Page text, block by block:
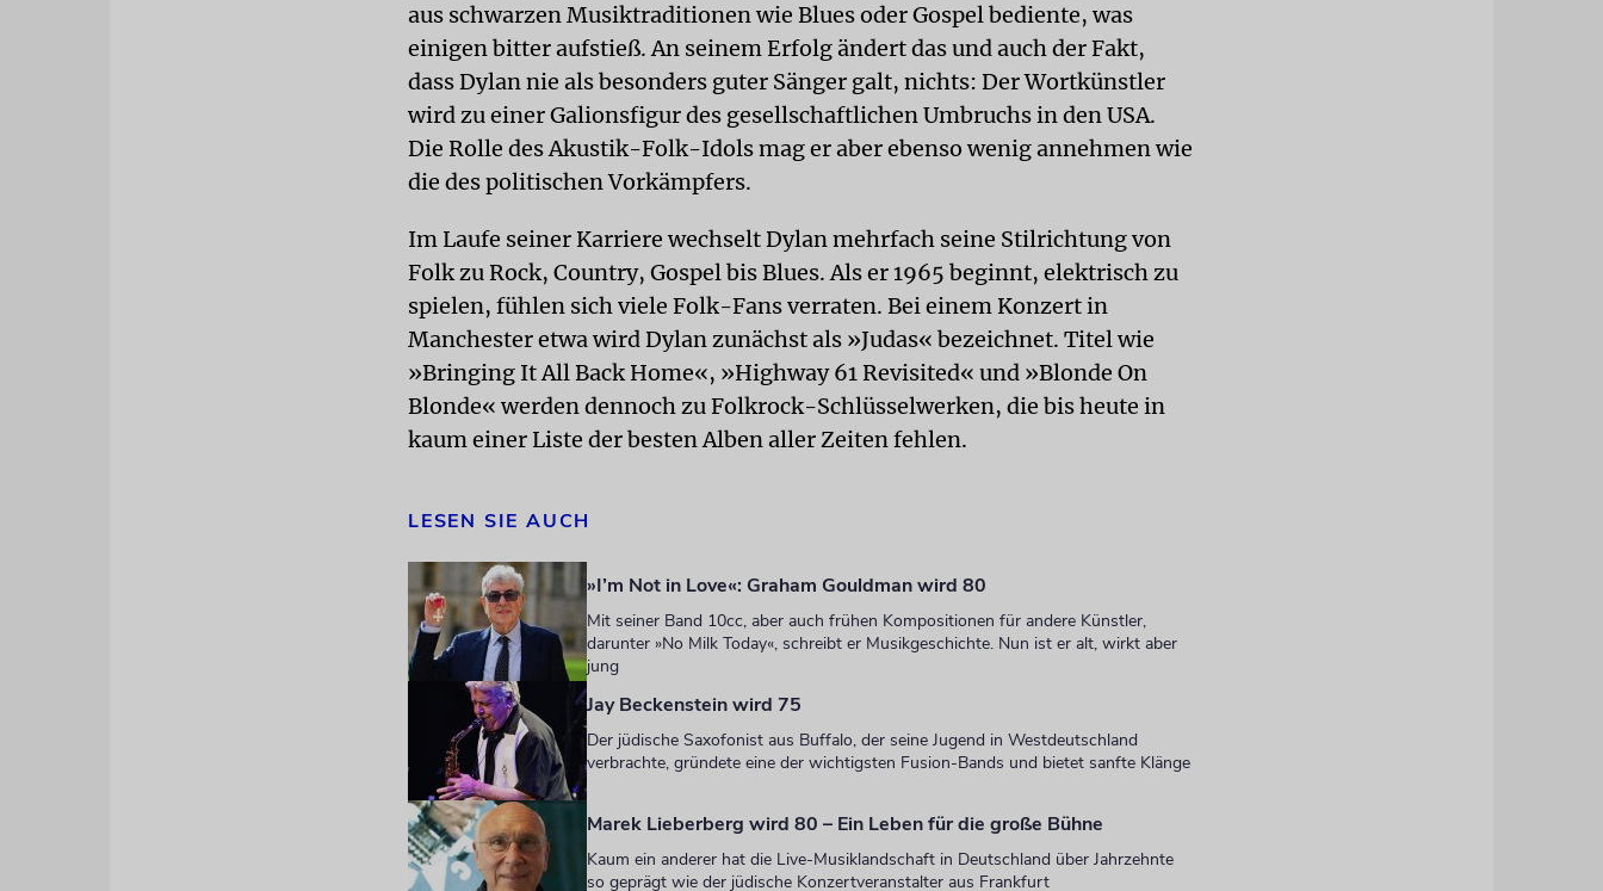
aus schwarzen Musiktraditionen wie Blues oder Gospel bediente, was
einigen bitter aufstieß. An seinem Erfolg ändert das und auch der Fakt,
dass Dylan nie als besonders guter Sänger galt, nichts: Der Wortkünstler
wird zu einer Galionsfigur des gesellschaftlichen Umbruchs in den USA.
Die Rolle des Akustik-Folk-Idols mag er aber ebenso wenig annehmen wie
die des politischen Vorkämpfers.
Im Laufe seiner Karriere wechselt Dylan mehrfach seine Stilrichtung von
Folk zu Rock, Country, Gospel bis Blues. Als er 1965 beginnt, elektrisch zu
spielen, fühlen sich viele Folk-Fans verraten. Bei einem Konzert in
Manchester etwa wird Dylan zunächst als »Judas« bezeichnet. Titel wie
»Bringing It All Back Home«, »Highway 61 Revisited« und »Blonde On
Blonde« werden dennoch zu Folkrock-Schlüsselwerken, die bis heute in
kaum einer Liste der besten Alben aller Zeiten fehlen.
LESEN SIE AUCH
»I’m Not in Love«: Graham Gouldman wird 80
Mit seiner Band 10cc, aber auch frühen Kompositionen für andere Künstler,
darunter »No Milk Today«, schreibt er Musikgeschichte. Nun ist er alt, wirkt aber
jung
Jay Beckenstein wird 75
Der jüdische Saxofonist aus Buffalo, der seine Jugend in Westdeutschland
verbrachte, gründete eine der wichtigsten Fusion-Bands und bietet sanfte Klänge
Marek Lieberberg wird 80 – Ein Leben für die große Bühne
Kaum ein anderer hat die Live-Musiklandschaft in Deutschland über Jahrzehnte
so geprägt wie der jüdische Konzertveranstalter aus Frankfurt